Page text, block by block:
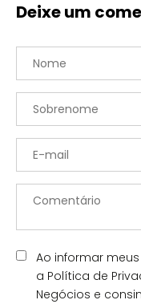
Deixe um
Ao informar
a Política de
Negócios e